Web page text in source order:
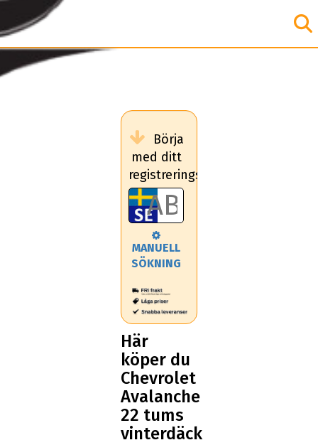
Börja
med ditt
registreringsnummer
MANUELL
SÖKNING
Här
köper du
Chevrolet
Avalanche
22 tums
vinterdäck